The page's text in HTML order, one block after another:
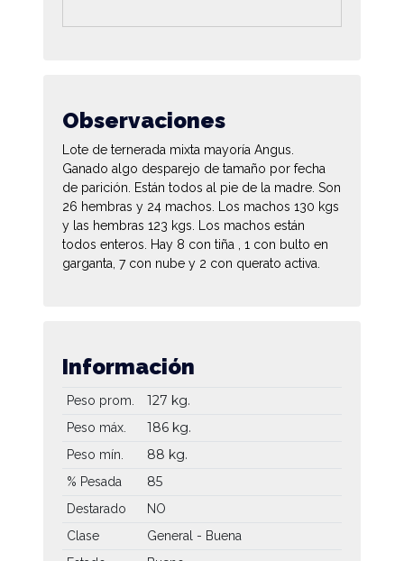
Observaciones
Lote de ternerada mixta mayoría Angus.
Ganado algo desparejo de tamaño por fecha
de parición. Están todos al pie de la madre. Son
26 hembras y 24 machos. Los machos 130 kgs
y las hembras 123 kgs. Los machos están
todos enteros. Hay 8 con tiña , 1 con bulto en
garganta, 7 con nube y 2 con querato activa.
Información
Peso prom. 127 kg.
Peso máx. 186 kg.
Peso mín. 88 kg.
% Pesada 85
Destarado
NO
Clase
General - Buena